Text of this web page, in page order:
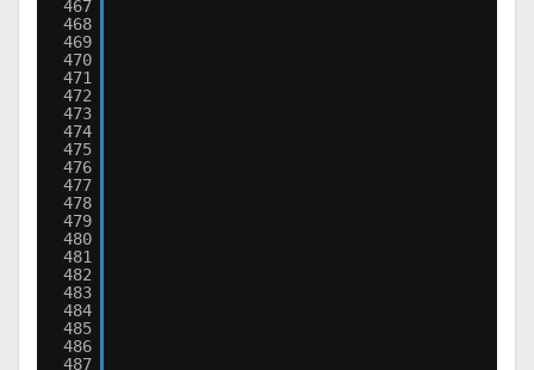
467
468
469
470
471
472
473
474
475
476
477
478
479
480
481
482
483
484
485
486
487